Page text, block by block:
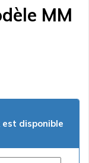
MM
disponible